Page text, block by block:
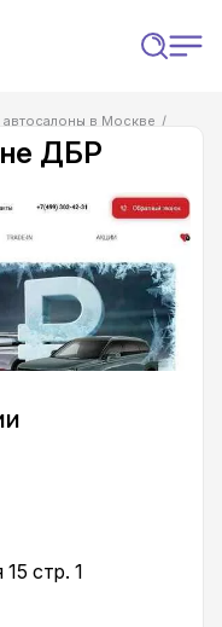
автосалоны в Москве
ДБР
стр. 1